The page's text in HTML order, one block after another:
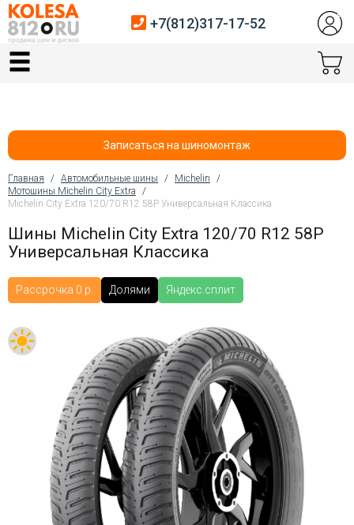
Главная
Автосервис
Датчики давления
Услуги шиномонтажа
Хранение шин
Покупателям
Контакты
Войти на сайт
+7(812)317-
+7(812)317-17-52
Записаться на шиномонтаж
Вы здесь
Главная / Автомобильные шины / Michelin
/
Мотошины Michelin City Extra
/
Michelin City Extra 120/70 R12 58P Универсальная Классика
Шины Michelin City Extra 120/70 R12 58P
Универсальная Классика
Рассрочка 0 р. Долями Яндекс.сплит